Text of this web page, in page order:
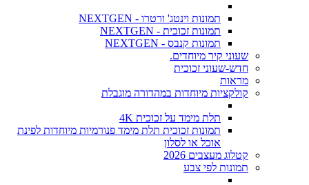
תמונות וינטג' ורטרו - NEXTGEN
תמונות זכוכית - NEXTGEN
תמונות קנבס - NEXTGEN
שעוני קיר מיוחדים.
חדש-שעוני זכוכית
מראות
קולקציות מיוחדות במהדורה מוגבלת
תלת מימד על זכוכית 4K
תמונות זכוכית תלת מימד פנורמיות מיוחדות לפינת
אוכל או לסלון
קטלוג מעצבים 2026
תמונות לפי צבע